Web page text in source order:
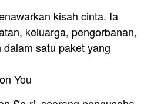
kisah cinta. Ia
keluarga, pengorbanan,
satu paket yang
You